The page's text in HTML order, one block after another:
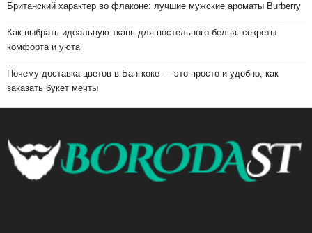
Британский характер во флаконе: лучшие мужские ароматы Burberry
Как выбрать идеальную ткань для постельного белья: секреты
комфорта и уюта
Почему доставка цветов в Бангкоке — это просто и удобно, как
заказать букет мечты